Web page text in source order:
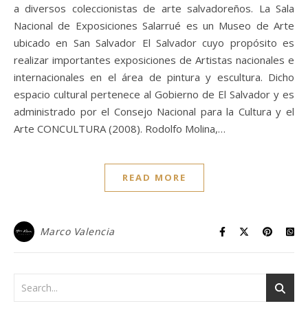
a diversos coleccionistas de arte salvadoreños. La Sala
Nacional de Exposiciones Salarrué es un Museo de Arte
ubicado en San Salvador El Salvador cuyo propósito es
realizar importantes exposiciones de Artistas nacionales e
internacionales en el área de pintura y escultura. Dicho
espacio cultural pertenece al Gobierno de El Salvador y es
administrado por el Consejo Nacional para la Cultura y el
Arte CONCULTURA (2008). Rodolfo Molina,…
READ MORE
Marco Valencia